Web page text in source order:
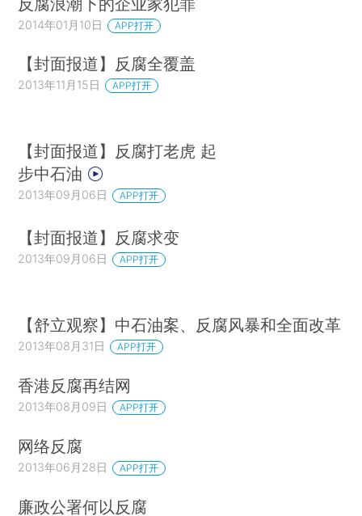
2014年01月10日 APP打开
【封面报道】反腐全覆盖
2013年11月15日 APP打开
【封面报道】反腐打老虎 起
步中石油
2013年09月06日 APP打开
【封面报道】反腐求变
2013年09月06日 APP打开
【舒立观察】中石油案、反腐风暴和全面改革
2013年08月31日 APP打开
香港反腐再结网
2013年08月09日 APP打开
网络反腐
2013年06月28日 APP打开
廉政公署何以反腐